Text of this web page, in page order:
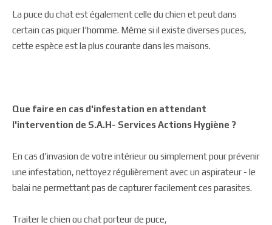
La puce du chat est également celle du chien et peut dans
certain cas piquer l'homme. Même si il existe diverses puces,
cette espèce est la plus courante dans les maisons.
Que faire en cas d'infestation en attendant
l'intervention de S.A.H- Services Actions Hygiène ?
En cas d'invasion de votre intérieur ou simplement pour prévenir
une infestation, nettoyez régulièrement avec un aspirateur - le
balai ne permettant pas de capturer facilement ces parasites.
Traiter le chien ou chat porteur de puce,